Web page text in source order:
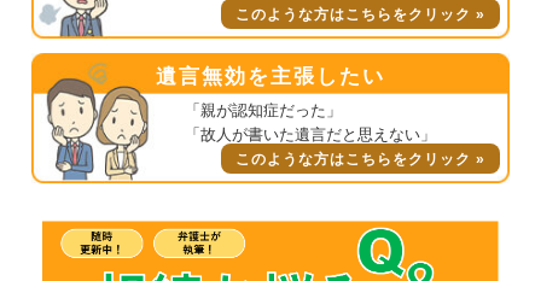
このような方はこちらをクリック »
遺言無効を主張したい
「親が認知症だった」
「故人が書いた遺言だと思えない」
このような方はこちらをクリック »